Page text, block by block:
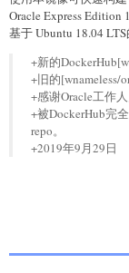
Oracle Express Edition
基于 Ubuntu 18.04
+新的
+旧的[wnameless/
+感谢Oracle工作
+被DockerHub完
repo。
+2019年9月29日